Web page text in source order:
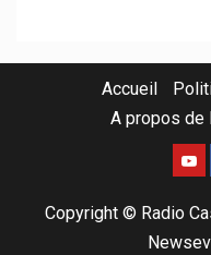
Accueil
A propos de
Copyright © Radio